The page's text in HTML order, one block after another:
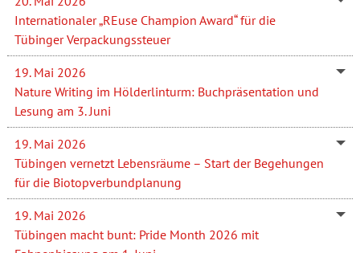
Internationaler „REuse Champion Award“ für die
Tübinger Verpackungssteuer
19. Mai 2026
Nature Writing im Hölderlinturm: Buchpräsentation und
Lesung am 3. Juni
19. Mai 2026
Tübingen vernetzt Lebensräume – Start der Begehungen
für die Biotopverbundplanung
19. Mai 2026
Tübingen macht bunt: Pride Month 2026 mit